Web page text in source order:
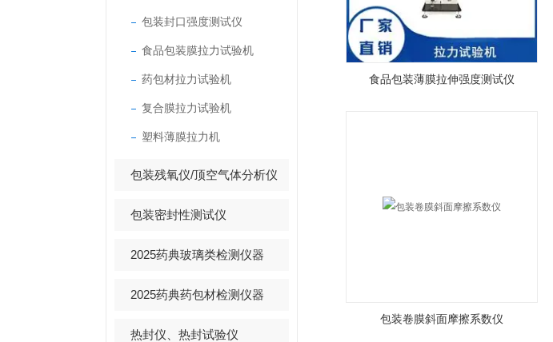
包装封口强度测试仪
食品包装膜拉力试验机
药包材拉力试验机
复合膜拉力试验机
塑料薄膜拉力机
包装残氧仪/顶空气体分析仪
包装密封性测试仪
2025药典玻璃类检测仪器
2025药典药包材检测仪器
热封仪、热封试验仪
食品包装薄膜拉伸强度测试仪
包装卷膜斜面摩擦系数仪